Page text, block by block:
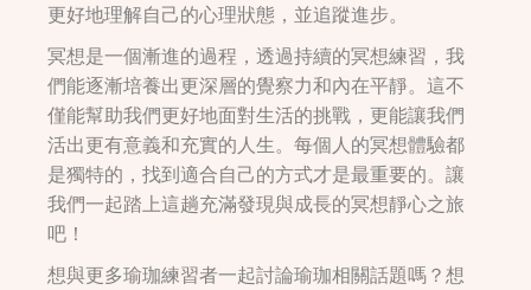
更好地理解自己的心理狀態，並追蹤進步。
冥想是一個漸進的過程，透過持續的冥想練習，我
們能逐漸培養出更深層的覺察力和內在平靜。這不
僅能幫助我們更好地面對生活的挑戰，更能讓我們
活出更有意義和充實的人生。每個人的冥想體驗都
是獨特的，找到適合自己的方式才是最重要的。讓
我們一起踏上這趟充滿發現與成長的冥想靜心之旅
吧！
想與更多瑜珈練習者一起討論瑜珈相關話題嗎？想